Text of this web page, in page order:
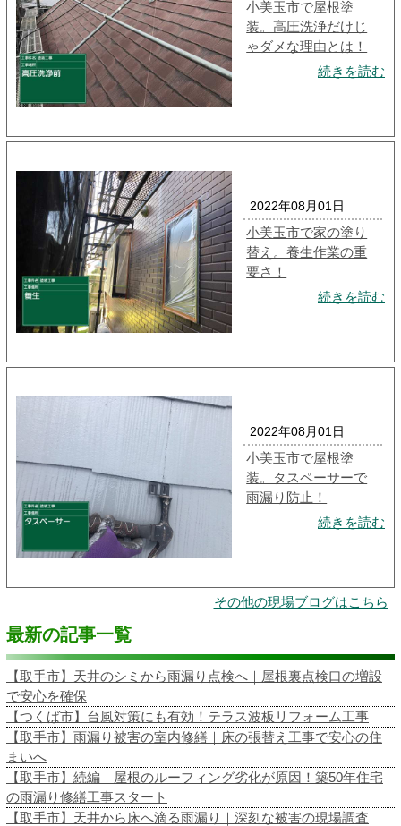
小美玉市で屋根塗
装。高圧洗浄だけじ
ゃダメな理由とは！
続きを読む
2022年08月01日
小美玉市で家の塗り
替え。養生作業の重
要さ！
続きを読む
2022年08月01日
小美玉市で屋根塗
装。タスペーサーで
雨漏り防止！
続きを読む
その他の現場ブログはこちら
最新の記事一覧
【取手市】天井のシミから雨漏り点検へ｜屋根裏点検口の増設
で安心を確保
【つくば市】台風対策にも有効！テラス波板リフォーム工事
【取手市】雨漏り被害の室内修繕｜床の張替え工事で安心の住
まいへ
【取手市】続編｜屋根のルーフィング劣化が原因！築50年住宅
の雨漏り修繕工事スタート
【取手市】天井から床へ滴る雨漏り｜深刻な被害の現場調査